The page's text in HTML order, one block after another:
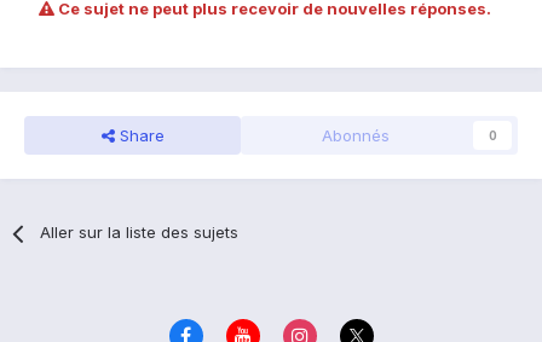
Ce sujet ne peut plus recevoir de nouvelles réponses.
Share Abonnés 0
Aller sur la liste des sujets